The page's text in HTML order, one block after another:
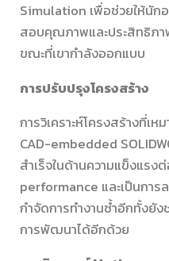
Simulation เพื่อช่วยให้นัก
สอบคุณภาพและประสิทธิภา
ขณะที่เขากำลังออกแบบ
การปรับปรุงโครงสร้าง
การวิเคราะห์โครงสร้างที่เ
CAD-embedded
สำเร็จในด้านความแข็งแร
performance และเป็นกา
กำจัดการทำงานซ้ำอีกทั้งยัง
การพัฒนาได้อีกด้วย